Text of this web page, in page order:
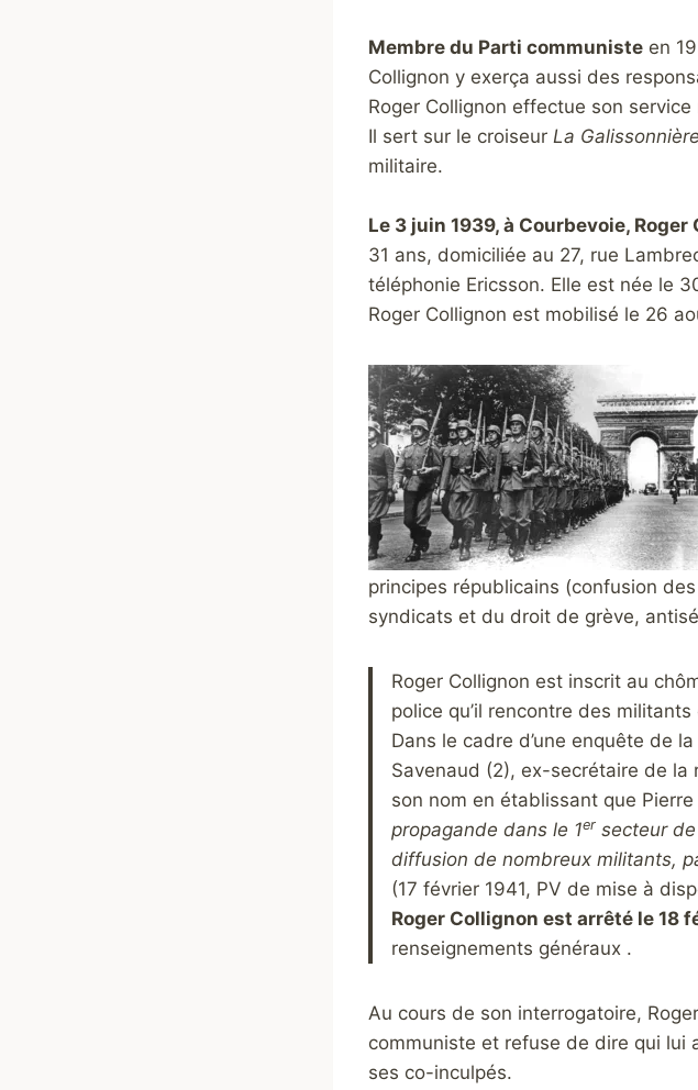
Membre du Parti communisteen
Collignon y exerça aussi des
Roger Collignon effectue son
Il sert sur le croiseur La
militaire.
Le 3 juin 1939, à Courbevoie,
31 ans, domiciliée au 27, rue
téléphonie Ericsson. Elle est née le
Roger Collignon est mobilisé le 26
principes républicains (confusion
syndicats et du droit de grève,
Roger Collignon est inscrit au
police qu’il rencontre des
Dans le cadre d’une enquête de
Savenaud (2), ex-secrétaire de
son nom en établissant que
propagande dans le 1ersecteur de
diffusion de nombreux militants,
(17 février 1941, PV de mise à
Roger Collignon est arrêté le 18
renseignements généraux .
Au cours de son interrogatoire,
communiste et refuse de dire qui lui
ses co-inculpés.